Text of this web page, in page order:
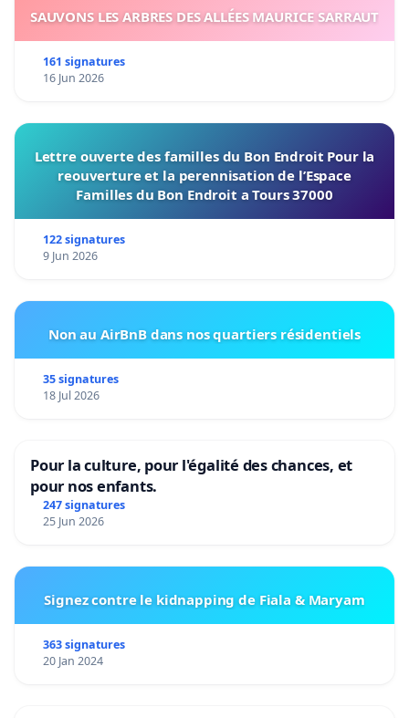
SAUVONS LES ARBRES DES ALLÉES MAURICE SARRAUT
161 signatures
16 Jun 2026
Lettre ouverte des familles du Bon Endroit Pour la
reouverture et la perennisation de l’Espace
Familles du Bon Endroit a Tours 37000
122 signatures
9 Jun 2026
Non au AirBnB dans nos quartiers résidentiels
35 signatures
18 Jul 2026
Pour la culture, pour l'égalité des chances, et
pour nos enfants.
247 signatures
25 Jun 2026
Signez contre le kidnapping de Fiala & Maryam
363 signatures
20 Jan 2024